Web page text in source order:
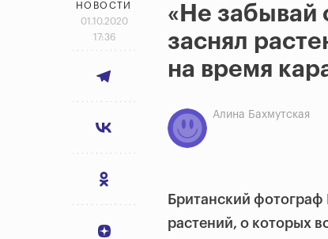
НОВОСТИ
01.10.2020
17:36
«Не забывай
заснял
на время
Алина Бахмутская
Британский
растений, о которых